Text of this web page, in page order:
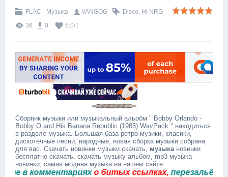
FLAC - Музыка VANGOG Disco, Hi NRG
36
0 5.0/1
Сборник музыки или музыкальный альобм " Bobby Orlando -
Bobby O and His Banana Republic (1985) WavPack " находиться
в разделе музыка. Большая база ретро музики, класики,
дискотечные песни, народные, новая сборка музыки собрана
для вас. Скачать новинки музыки скачать, музыкановинки
бесплатно скачать, скачать музыку альбом, mp3 музыка
новинки, самая модная музыка на нашем сайте
комментарияхо битых ссылках,перезальём